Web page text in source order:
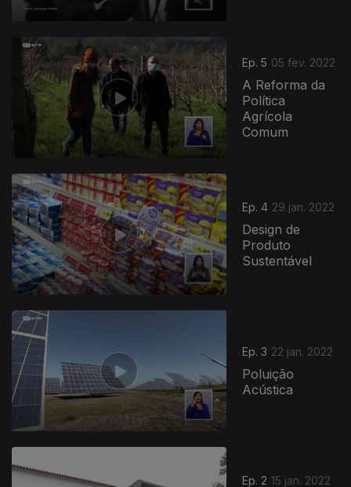
Ep. 5 05 fev. 2022
A Reforma da
Política
Agrícola
Comum
Ep. 4 29 jan. 2022
Design de
Produto
Sustentável
595456
Ep. 3 22 jan. 2022
Poluição
Acústica
Ep. 2 15 jan. 2022